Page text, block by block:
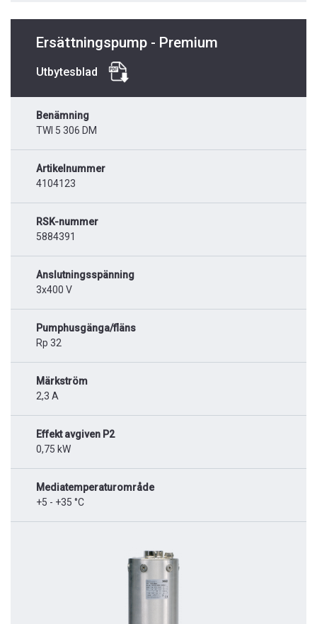
Ersättningspump - Premium
Utbytesblad
Benämning
TWI 5 306 DM
Artikelnummer
4104123
RSK-nummer
5884391
Anslutningsspänning
3x400 V
Pumphusgänga/fläns
Rp 32
Märkström
2,3 A
Effekt avgiven P2
0,75 kW
Mediatemperaturområde
+5 - +35 °C